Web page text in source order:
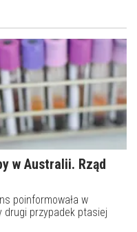
w Australii. Rząd
poinformowała w
drugi przypadek ptasiej